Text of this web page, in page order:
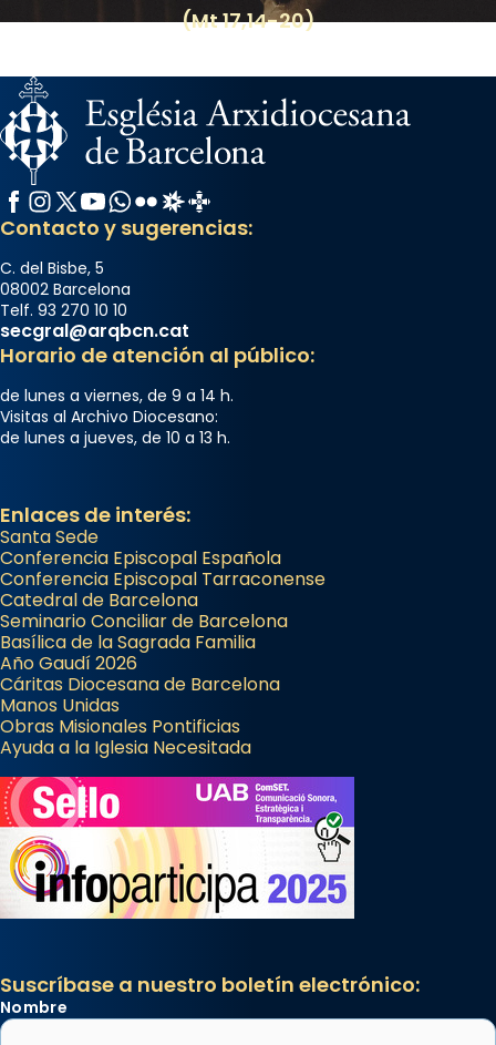
(Mt 17,14-20)
Facebook
Instagram
X / Twitter
YouTube
WhatsApp
FlickrRadio Estel
Catalunya Cristiana
Contacto y sugerencias:
C. del Bisbe, 5
08002 Barcelona
Telf. 93 270 10 10
secgral@arqbcn.cat
Horario de atención al público:
de lunes a viernes, de 9 a 14 h.
Visitas al Archivo Diocesano:
de lunes a jueves, de 10 a 13 h.
Enlaces de interés:
Santa Sede
Conferencia Episcopal Española
Conferencia Episcopal Tarraconense
Catedral de Barcelona
Seminario Conciliar de Barcelona
Basílica de la Sagrada Familia
Año Gaudí 2026
Cáritas Diocesana de Barcelona
Manos Unidas
Obras Misionales Pontificias
Ayuda a la Iglesia Necesitada
Suscríbase a nuestro boletín electrónico:
Nombre